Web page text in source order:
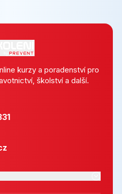
kurzy a poradenství pro
školství a další.